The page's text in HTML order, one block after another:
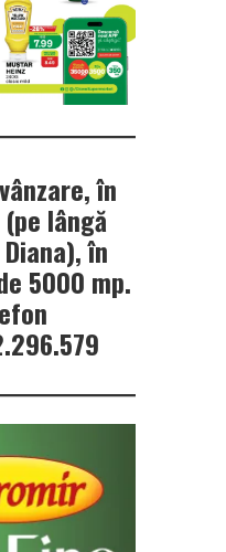
în
lângă
în
5000 mp.